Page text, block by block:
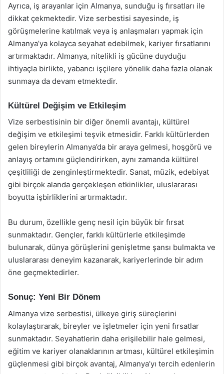
Ayrıca, iş arayanlar için Almanya, sunduğu iş fırsatları ile
dikkat çekmektedir. Vize serbestisi sayesinde, iş
görüşmelerine katılmak veya iş anlaşmaları yapmak için
Almanya’ya kolayca seyahat edebilmek, kariyer fırsatlarını
artırmaktadır. Almanya, nitelikli iş gücüne duyduğu
ihtiyaçla birlikte, yabancı işçilere yönelik daha fazla olanak
sunmaya da devam etmektedir.
Kültürel Değişim ve Etkileşim
Vize serbestisinin bir diğer önemli avantajı, kültürel
değişim ve etkileşimi teşvik etmesidir. Farklı kültürlerden
gelen bireylerin Almanya’da bir araya gelmesi, hoşgörü ve
anlayış ortamını güçlendirirken, aynı zamanda kültürel
çeşitliliği de zenginleştirmektedir. Sanat, müzik, edebiyat
gibi birçok alanda gerçekleşen etkinlikler, uluslararası
boyutta işbirliklerini artırmaktadır.
Bu durum, özellikle genç nesil için büyük bir fırsat
sunmaktadır. Gençler, farklı kültürlerle etkileşimde
bulunarak, dünya görüşlerini genişletme şansı bulmakta ve
uluslararası deneyim kazanarak, kariyerlerinde bir adım
öne geçmektedirler.
Sonuç: Yeni Bir Dönem
Almanya vize serbestisi, ülkeye giriş süreçlerini
kolaylaştırarak, bireyler ve işletmeler için yeni fırsatlar
sunmaktadır. Seyahatlerin daha erişilebilir hale gelmesi,
eğitim ve kariyer olanaklarının artması, kültürel etkileşimin
güçlenmesi gibi birçok avantaj, Almanya’yı tercih edenlerin